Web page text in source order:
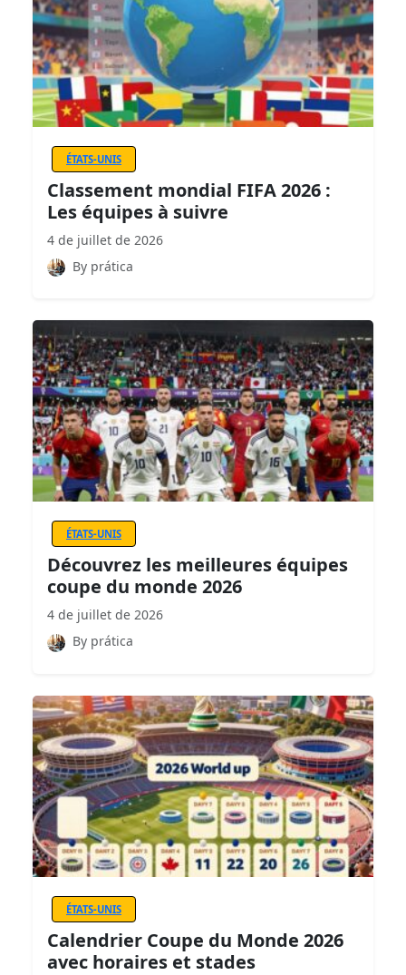
ÉTATS-UNIS
Classement mondial FIFA 2026 :
Les équipes à suivre
4 de juillet de 2026
By prática
ÉTATS-UNIS
Découvrez les meilleures équipes
coupe du monde 2026
4 de juillet de 2026
By prática
ÉTATS-UNIS
Calendrier Coupe du Monde 2026
avec horaires et stades